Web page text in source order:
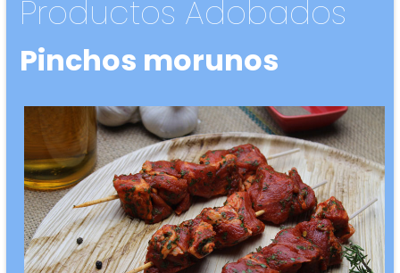
Productos Adobados
Pinchos morunos